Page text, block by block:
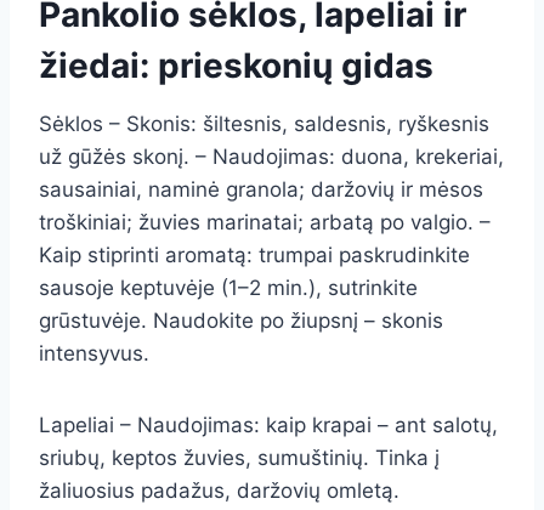
Pankolio sėklos, lapeliai ir
žiedai: prieskonių gidas
Sėklos – Skonis: šiltesnis, saldesnis, ryškesnis
už gūžės skonį. – Naudojimas: duona, krekeriai,
sausainiai, naminė granola; daržovių ir mėsos
troškiniai; žuvies marinatai; arbatą po valgio. –
Kaip stiprinti aromatą: trumpai paskrudinkite
sausoje keptuvėje (1–2 min.), sutrinkite
grūstuvėje. Naudokite po žiupsnį – skonis
intensyvus.
Lapeliai – Naudojimas: kaip krapai – ant salotų,
sriubų, keptos žuvies, sumuštinių. Tinka į
žaliuosius padažus, daržovių omletą.